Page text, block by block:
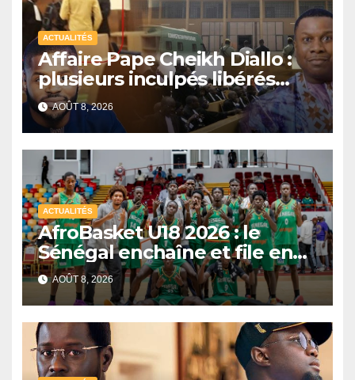
ACTUALITÉS
Affaire Pape Cheikh Diallo :
plusieurs inculpés libérés
après un non-lieu partiel
AOÛT 8, 2026
ACTUALITÉS
AfroBasket U18 2026 : le
Sénégal enchaîne et file en
quarts de finale
AOÛT 8, 2026